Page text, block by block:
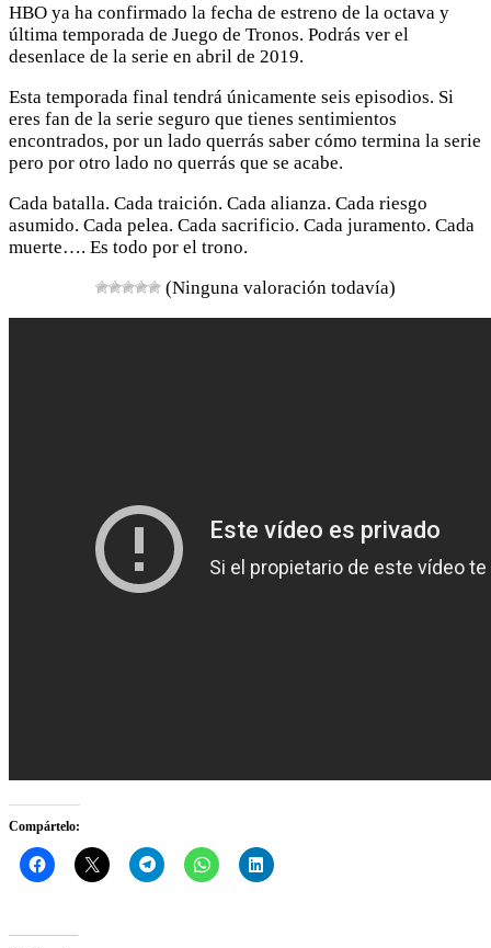
HBO ya ha confirmado la fecha de estreno de la octava y
última temporada de Juego de Tronos. Podrás ver el
desenlace de la serie en abril de 2019.
Esta temporada final tendrá únicamente seis episodios. Si
eres fan de la serie seguro que tienes sentimientos
encontrados, por un lado querrás saber cómo termina la serie
pero por otro lado no querrás que se acabe.
Cada batalla. Cada traición. Cada alianza. Cada riesgo
asumido. Cada pelea. Cada sacrificio. Cada juramento. Cada
muerte…. Es todo por el trono.
(Ninguna valoración todavía)
Compártelo: